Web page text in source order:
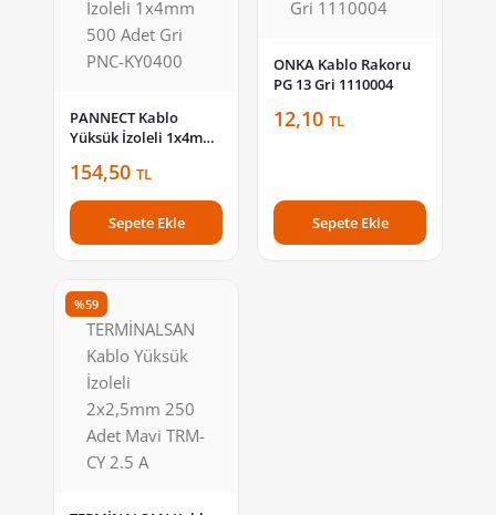
PANNECT Kablo
Yüksük İzoleli 1x4mm
KY0400
154,50 TL
Sepete Ekle
ONKA Kablo Rakoru
PG 13 Gri 1110004
12,10 TL
Sepete Ekle
%59